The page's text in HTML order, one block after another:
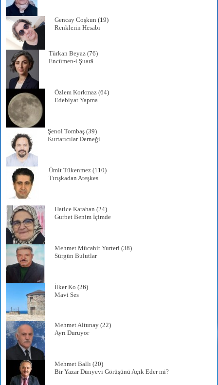
Gencay Coşkun (19)
Renklerin Hesabı
Türkan Beyaz (76)
Encümen-i Şuarâ
Özlem Korkmaz (64)
Edebiyat Yapma
Şenol Tombaş (39)
Kurtarıcılar Derneği
Ümit Tükenmez (110)
Tırışkadan Ateşkes
Hatice Karahan (24)
Gurbet Benim İçimde
Mehmet Mücahit Yurteri (38)
Sürgün Bulutlar
İlker Ko (26)
Mavi Ses
Mehmet Altunay (22)
Ayrı Duruyor
Mehmet Ballı (20)
Bir Yazar Dünyevi Görüşünü Açık Eder mi?